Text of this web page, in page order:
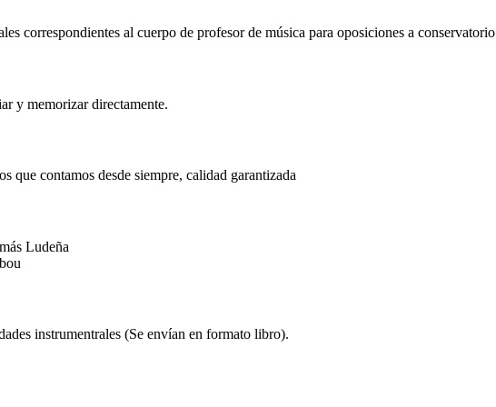
correspondientes al cuerpo de profesor de música para oposiciones a conservatorio
y memorizar directamente.
que contamos desde siempre, calidad garantizada
Ludeña
instrumentrales (Se envían en formato libro).